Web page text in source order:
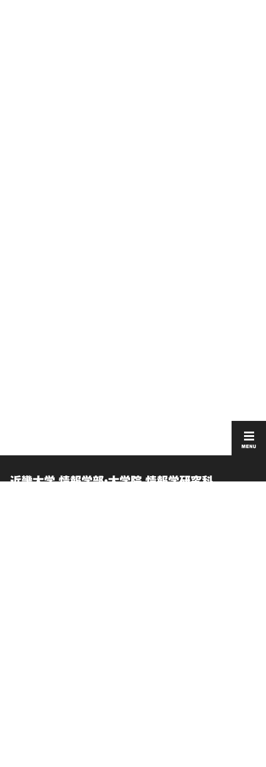
近畿大学 情報学部・大学院 情報学研究科